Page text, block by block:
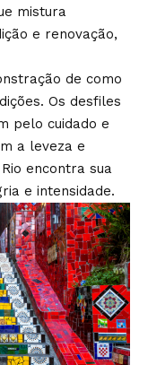
mistura
e renovação,
de como
Os desfiles
pelo cuidado e
a leveza e
encontra sua
e intensidade.